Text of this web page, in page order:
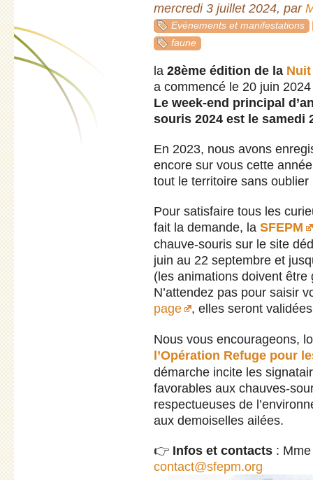
mercredi 3 juillet 2024, par
Evénements et manifestations
faune
la 28ème édition de la
a commencé le 20 juin
Le week-end principal
souris 2024 est le samedi
En 2023, nous avons
encore sur vous cette
tout le territoire sans
Pour satisfaire tous les
fait la demande, la SFEPM
chauve-souris sur le site
juin au 22 septembre et
(les animations doivent
N’attendez pas pour saisir
page
, elles seront
Nous vous encourageons,
l’Opération Refuge pour
démarche incite les
favorables aux chauves-
respectueuses de
aux demoiselles ailées.
👉 Infos et contacts :
contact@sfepm.org